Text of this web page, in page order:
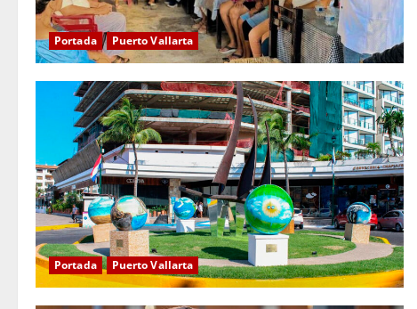
Portada Puerto Vallarta
Portada Puerto Vallarta